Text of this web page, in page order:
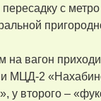
с
вагон
МЦД-2
у второго –